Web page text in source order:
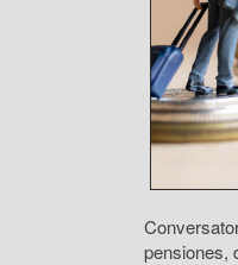
pensiones,